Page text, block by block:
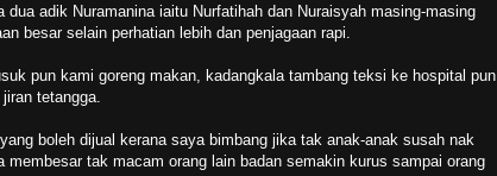
adik Nuramanina iaitu Nurfatihah dan Nuraisyah masing-masing
besar selain perhatian lebih dan penjagaan rapi.
pun kami goreng makan, kadangkala tambang teksi ke hospital pun
tetangga.
boleh dijual kerana saya bimbang jika tak anak-anak susah nak
tak macam orang lain badan semakin kurus sampai orang